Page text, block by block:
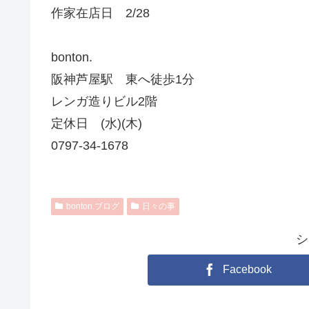
作家在店日 2/28
bonton.
阪神芦屋駅 東へ徒歩1分
レンガ造りビル2階
定休日 (水)(木)
0797-34-1678
bonton.ブログ 日々の事
Facebook